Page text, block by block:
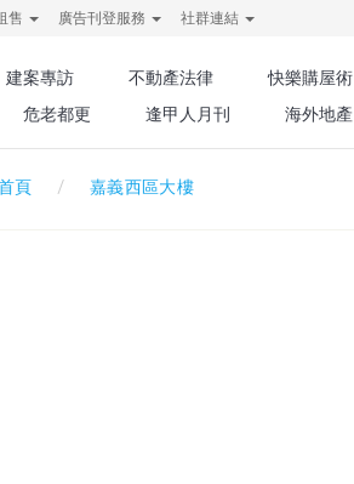
售 廣告刊登服務 社群連結
建案專訪 不動產法律 快樂購屋術
危老都更 逢甲人月刊 海外地產
頁 嘉義西區大樓